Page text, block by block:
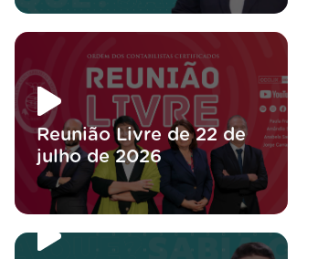
Reunião Livre de 22 de
julho de 2026